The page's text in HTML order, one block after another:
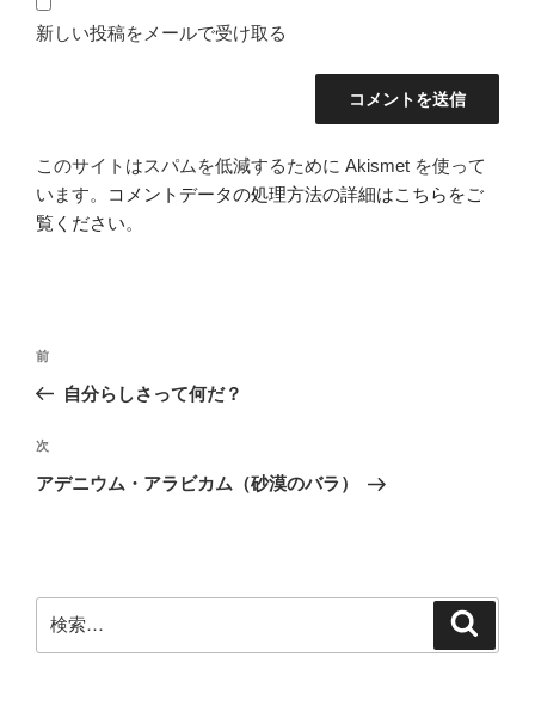
新しい投稿をメールで受け取る
このサイトはスパムを低減するために Akismet を使って
います。
コメントデータの処理方法の詳細はこちらをご
覧ください。
投
ナ
ビ
ゲ
ン
前
の
稿
前
自分らしさって何だ？
次
の
次
アデニウム・アラビカム（砂漠のバラ）
索: